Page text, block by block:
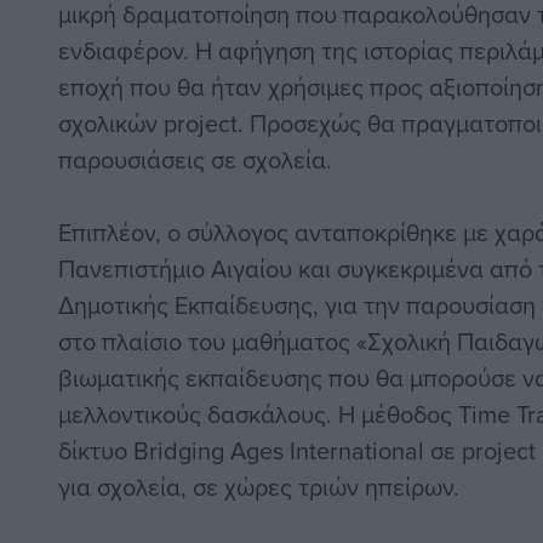
μικρή δραματοποίηση που παρακολούθησαν
ενδιαφέρον. Η αφήγηση της ιστορίας
εποχή που θα ήταν χρήσιμες προς
σχολικών project. Προσεχώς θα
παρουσιάσεις σε σχολεία.
Επιπλέον, ο σύλλογος ανταποκρίθηκε με
Πανεπιστήμιο Αιγαίου και συγκεκριμένα
Δημοτικής Εκπαίδευσης, για την
στο πλαίσιο του μαθήματος «Σχολική
βιωματικής εκπαίδευσης που θα μπορούσε
μελλοντικούς δασκάλους. Η μέθοδος Τime
δίκτυο Bridging Ages International σε project
για σχολεία, σε χώρες τριών ηπείρων.